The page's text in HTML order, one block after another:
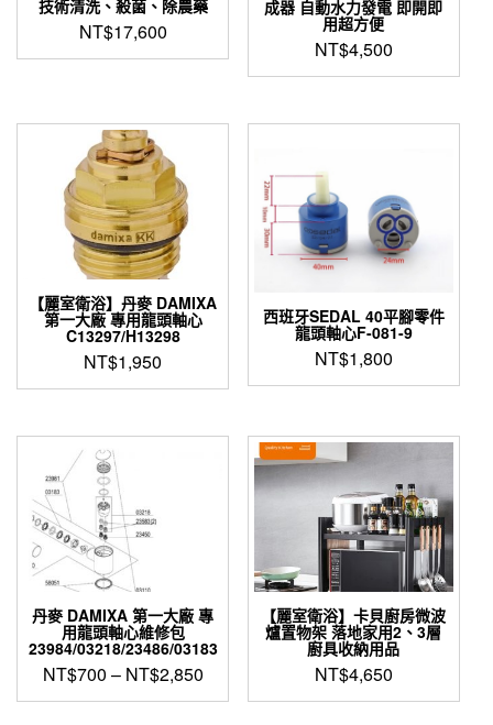
技術清洗、殺菌、除農藥
NT$17,600
成器 自動水力發電 即開即
用超方便
NT$4,500
【麗室衛浴】丹麥 DAMIXA
第一大廠 專用龍頭軸心
C13297/H13298
NT$1,950
西班牙SEDAL 40平腳零件
龍頭軸心F-081-9
NT$1,800
丹麥 DAMIXA 第一大廠 專
用龍頭軸心維修包
23984/03218/23486/03183
NT$700 – NT$2,850
此
【麗室衛浴】卡貝廚房微波
爐置物架 落地家用2、3層
廚具收納用品
NT$4,650